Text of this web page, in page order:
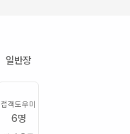
접객도우미
6명